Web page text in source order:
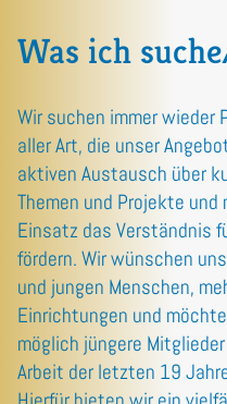
Was ich
Wir suchen immer wieder
aller Art, die unser
aktiven Austausch über
Themen und Projekte
Einsatz das Verständnis
fördern. Wir wünschen
und jungen Menschen,
Einrichtungen und
möglich jüngere
Arbeit der letzten 19